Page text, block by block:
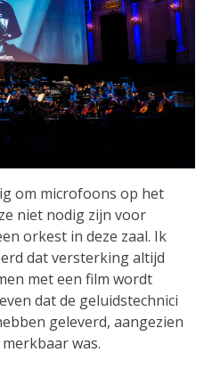
om microfoons op het
niet nodig zijn voor
orkest in deze zaal. Ik
dat versterking altijd
met een film wordt
dat de geluidstechnici
geleverd, aangezien
was.